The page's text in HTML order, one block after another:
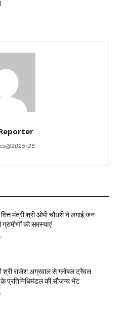
26
मंत्री श्री ओपी चौधरी ने लगाई जन
ग्रामीणों की समस्याएं
श्री राजेश अग्रवाल से ग्लोबल ट्रैवल
प्रतिनिधिमंडल की सौजन्य भेंट